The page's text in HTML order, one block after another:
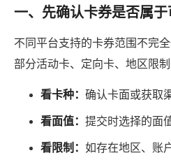
一、先确认卡券是否属
不同平台支持的卡券范围不完
部分活动卡、定向卡、地区限
看卡种：确认卡面或获取
看面值：提交时选择的面
看限制：如存在地区、账